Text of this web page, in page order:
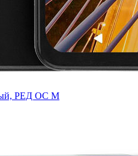
РЕД ОС М